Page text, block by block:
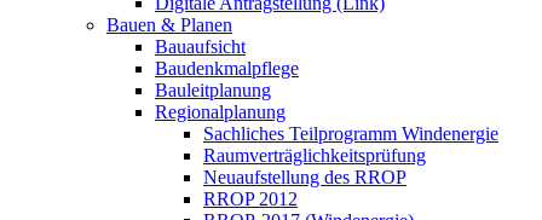
Bauen & Planen
Bauaufsicht
Baudenkmalpflege
Bauleitplanung
Regionalplanung
Sachliches Teilprogramm Windenergie
Raumverträglichkeitsprüfung
Neuaufstellung des RROP
RROP 2012